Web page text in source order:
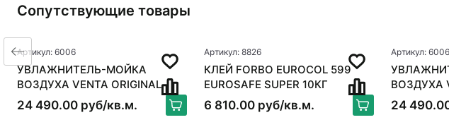
Сопутствующие товары
Артикул: 6006
УВЛАЖНИТЕЛЬ-МОЙКА
ВОЗДУХА VENTA ORIGINAL
LW15, БЕЛЫЙ
24 490.00 руб/кв.м.
Артикул: 8826
КЛЕЙ FORBO EUROCOL 599
EUROSAFE SUPER 10КГ
6 810.00 руб/кв.м.
Артикул: 6006
ВОЗДУХА
LW15,
24